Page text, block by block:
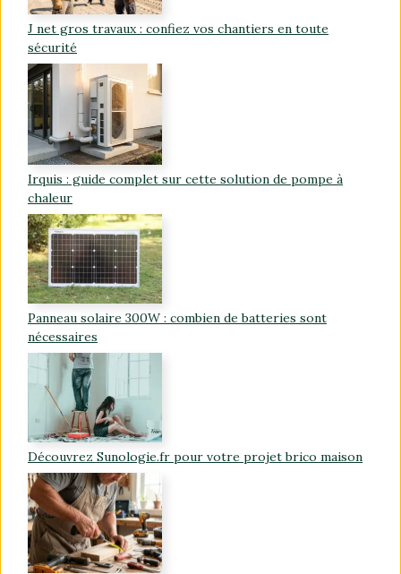
J net gros travaux : confiez vos chantiers en toute
sécurité
Irquis : guide complet sur cette solution de pompe à
chaleur
Panneau solaire 300W : combien de batteries sont
nécessaires
Découvrez Sunologie.fr pour votre projet brico maison